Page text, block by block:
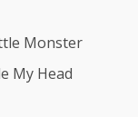
Monster
My Head